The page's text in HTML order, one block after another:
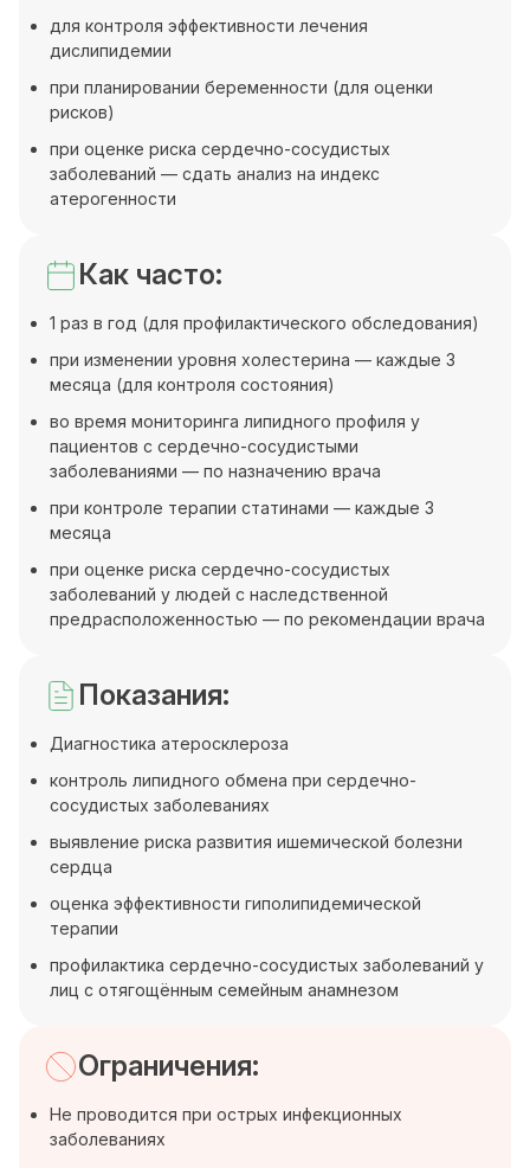
для контроля эффективности лечения
дислипидемии
при планировании беременности (для оценки
рисков)
при оценке риска сердечно-сосудистых
заболеваний — сдать анализ на индекс
атерогенности
Как часто:
1 раз в год (для профилактического обследования)
при изменении уровня холестерина — каждые 3
месяца (для контроля состояния)
во время мониторинга липидного профиля у
пациентов с сердечно-сосудистыми
заболеваниями — по назначению врача
при контроле терапии статинами — каждые 3
месяца
при оценке риска сердечно-сосудистых
заболеваний у людей с наследственной
предрасположенностью — по рекомендации врача
Показания:
Диагностика атеросклероза
контроль липидного обмена при сердечно-
сосудистых заболеваниях
выявление риска развития ишемической болезни
сердца
оценка эффективности гиполипидемической
терапии
профилактика сердечно-сосудистых заболеваний у
лиц с отягощённым семейным анамнезом
Ограничения:
Не проводится при острых инфекционных
заболеваниях